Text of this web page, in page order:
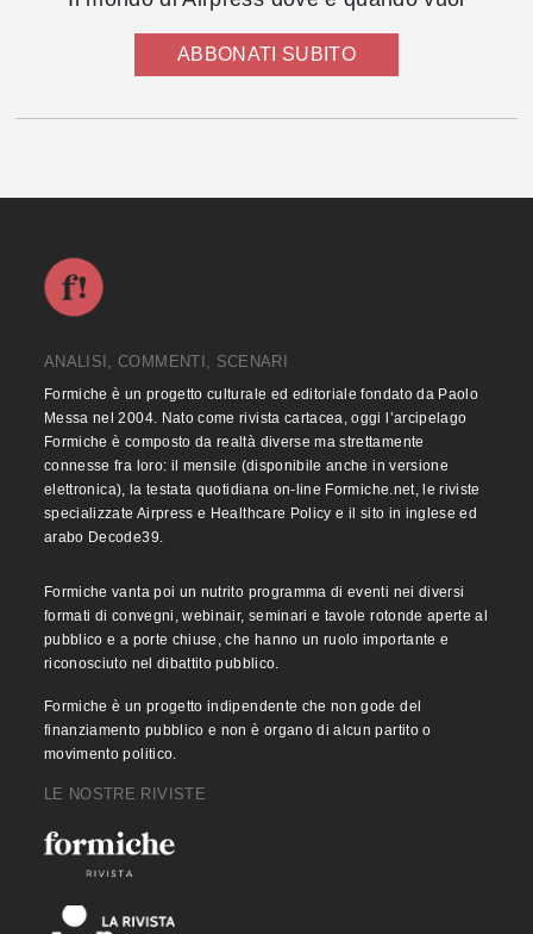
ABBONATI SUBITO
ANALISI, COMMENTI, SCENARI
Formiche è un progetto culturale ed editoriale fondato da Paolo
Messa nel 2004. Nato come rivista cartacea, oggi l’arcipelago
Formiche è composto da realtà diverse ma strettamente
connesse fra loro: il mensile (disponibile anche in versione
elettronica), la testata quotidiana on-line Formiche.net, le riviste
specializzate Airpress e Healthcare Policy e il sito in inglese ed
arabo Decode39.
Formiche vanta poi un nutrito programma di eventi nei diversi
formati di convegni, webinair, seminari e tavole rotonde aperte al
pubblico e a porte chiuse, che hanno un ruolo importante e
riconosciuto nel dibattito pubblico.
Formiche è un progetto indipendente che non gode del
finanziamento pubblico e non è organo di alcun partito o
movimento politico.
LE NOSTRE RIVISTE